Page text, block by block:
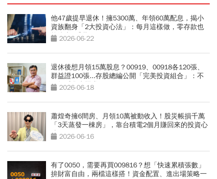
他47歲提早退休！擁5300萬、年領60萬配息，揭小
資族翻身「2大投資心法」：每月這樣做，零存款也
能滾出2千萬
2026-06-22
退休後想月領15萬股息？00919、00918各120張、
群益證100張...存股總編公開「完美投資組合」：不
盯盤睡覺也照賺
2026-06-18
蕭煌奇擁6間房、月領10萬被動收入！股災帳損千萬
「3天蒸發一棟房」，靠台積電2個月賺回來的投資心
法 2026-06-16
有了0050，需要再買009816？想「快速累積張數」
拚財富自由，兩檔這樣搭！資金配置、進出場策略一